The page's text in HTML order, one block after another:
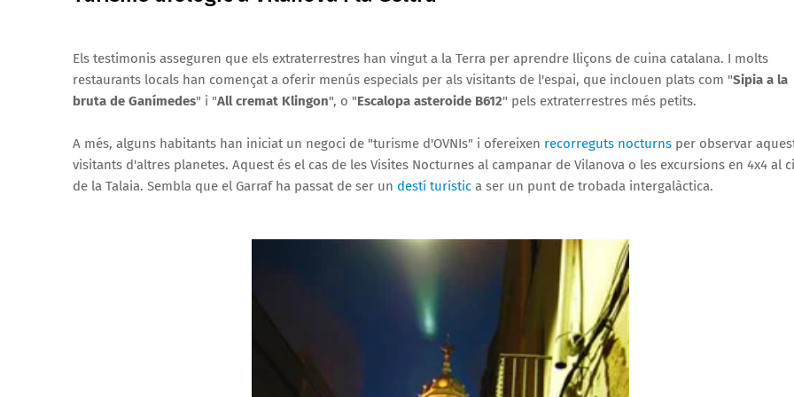
Els testimonis asseguren que els extraterrestres han vingut a la Terra per aprendre lliçons de cuina catalana. I molts
restaurants locals han començat a oferir menús especials per als visitants de l'espai, que inclouen plats com "Sipia a la
bruta de Ganímedes" i "All cremat Klingon", o "Escalopa asteroide B612" pels extraterrestres més petits.
A més, alguns habitants han iniciat un negoci de "turisme d'OVNIs" i ofereixen recorreguts nocturns per observar
visitants d'altres planetes. Aquest és el cas de les Visites Nocturnes al campanar de Vilanova o les excursions en 4x4 al
de la Talaia. Sembla que el Garraf ha passat de ser un destí turístic a ser un punt de trobada intergalàctica.